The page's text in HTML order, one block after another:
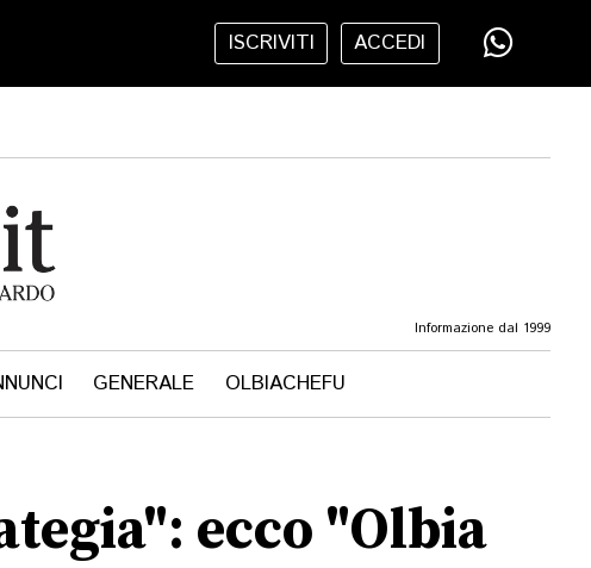
ISCRIVITI ACCEDI
Informazione dal 1999
GENERALE OLBIACHEFU
ecco "Olbia